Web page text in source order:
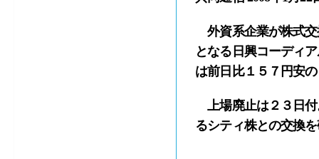
外資系企業が株式交
となる日興コーディ
は前日比１５７円安
上場廃止は２３日付
るシティ株との交換